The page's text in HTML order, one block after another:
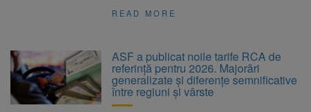
READ MORE
ASF a publicat noile tarife RCA de
referință pentru 2026. Majorări
generalizate și diferențe semnificative
între regiuni și vârste